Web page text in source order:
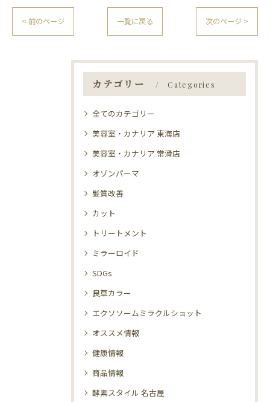
< 前のページ 一覧に戻る 次のページ >
カテゴリー Categories
全てのカテゴリー
美容室・カナリア 東海店
美容室・カナリア 常滑店
オゾンパーマ
髪質改善
カット
トリートメント
ミラーロイド
SDGs
良草カラー
エクソソームミラクルショット
オススメ情報
健康情報
商品情報
酵素スタイル 名古屋